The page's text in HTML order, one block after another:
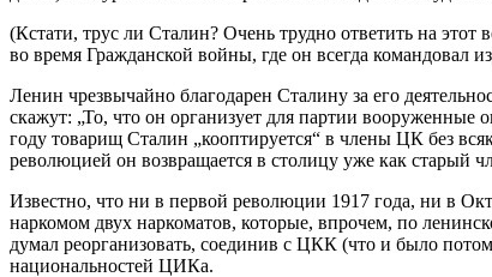
(Кстати, трус ли Сталин? Очень трудно ответить на
во время Гражданской войны, где он всегда командовал
Ленин чрезвычайно благодарен Сталину за его
скажут: „То, что он организует для партии
году товарищ Сталин „кооптируется“ в члены ЦК без
революцией он возвращается в столицу уже как старый
Известно, что ни в первой революции 1917 года, ни в
наркомом двух наркоматов, которые, впрочем, по
думал реорганизовать, соединив с ЦКК (что и было
национальностей ЦИКа.